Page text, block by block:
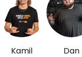
Kamil Dan